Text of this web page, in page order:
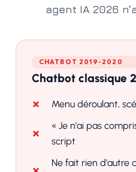
agent IA 2026
CHATBOT 2019-2020
Chatbot classique
Menu déroulant,
« Je n'ai pas
script
Ne fait rien d'autre